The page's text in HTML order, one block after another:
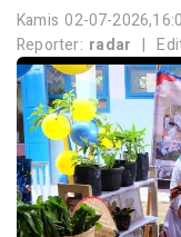
Kamis 02-07-
Reporter: radar |